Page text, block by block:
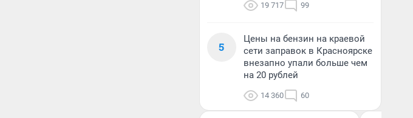
19 717 99
5
Цены на бензин на краевой
сети заправок в Красноярске
внезапно упали больше чем
на 20 рублей
14 360 60